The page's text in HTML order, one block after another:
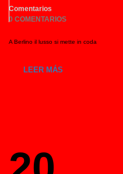
Comentarios
0 COMENTARIOS
A Berlino il lusso si mette in coda
LEER MÁS